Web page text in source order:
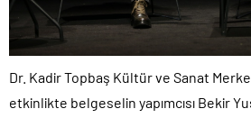
Dr. Kadir Topbaş Kültür ve Sanat
etkinlikte belgeselin yapımcısı Bekir